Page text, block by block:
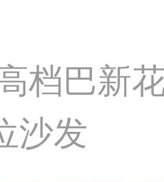
档巴新
沙发